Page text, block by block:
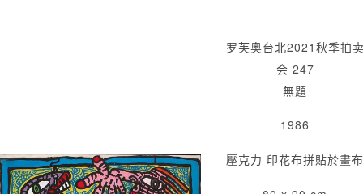
罗芙奥台北2021秋季拍
会 247
無題
1986
壓克力 印花布拼貼於畫布